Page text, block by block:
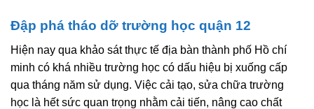
Đập phá tháo dỡ trường học quận 12
Hiện nay qua khảo sát thực tế địa bàn thành phố Hồ chí
minh có khá nhiều trường học có dấu hiệu bị xuống cấp
qua tháng năm sử dụng. Việc cải tạo, sửa chữa trường
học là hết sức quan trọng nhằm cải tiến, nâng cao chất